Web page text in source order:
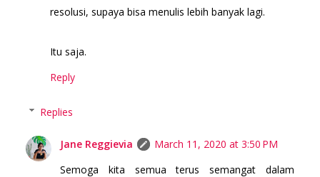
resolusi, supaya bisa menulis lebih banyak lagi.
Itu saja.
Reply
Replies
Jane Reggievia
March 11, 2020 at 3:50 PM
Semoga kita semua terus semangat dalam